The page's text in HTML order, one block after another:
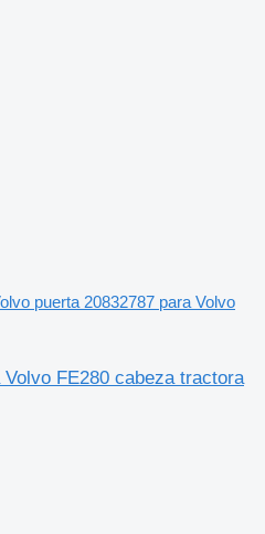
puerta 20832787 para Volvo
FE280 cabeza tractora